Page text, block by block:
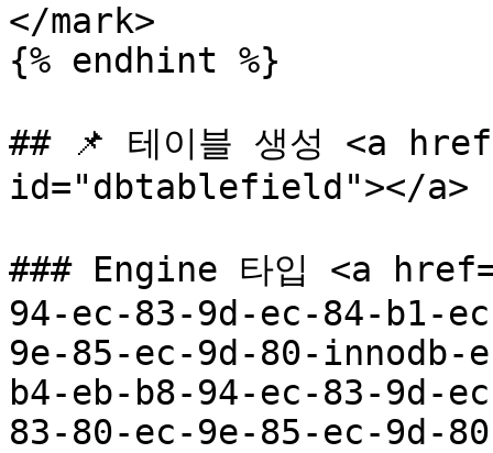
</mark>
{% endhint %}
## 📌 테이블 생성 <a
id="dbtablefield"></a>
### Engine 타입 <a
94-ec-83-9d-ec-84-b1-
9e-85-ec-9d-80-
b4-eb-b8-94-ec-83-9d-
83-80-ec-9e-85-ec-9d-